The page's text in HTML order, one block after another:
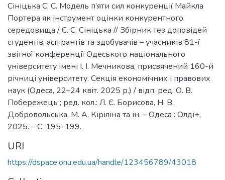
Сініцька С. С. Модель п’яти сил конкуренції Майкла
Портера як інструмент оцінки конкурентного
середовища / С. С. Сініцька // Збірник тез доповідей
студентів, аспірантів та здобувачів – учасників 81-ї
звітної конференції Одеського національного
університету імені І. І. Мечникова, присвячений 160-й
річниці університету. Секція економічних і правових
наук (Одеса, 22–24 квіт. 2025 р.) / відп. ред. О. В.
Побережець ; ред. кол.: Л. Є. Борисова, Н. В.
Добровольська, М. А. Кіріліна та ін. – Одеса : Олді+,
2025. – С. 195–199.
URI
https://dspace.onu.edu.ua/handle/123456789/43018